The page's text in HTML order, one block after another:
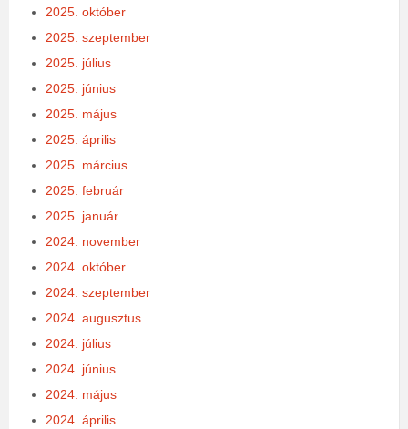
2025. október
2025. szeptember
2025. július
2025. június
2025. május
2025. április
2025. március
2025. február
2025. január
2024. november
2024. október
2024. szeptember
2024. augusztus
2024. július
2024. június
2024. május
2024. április